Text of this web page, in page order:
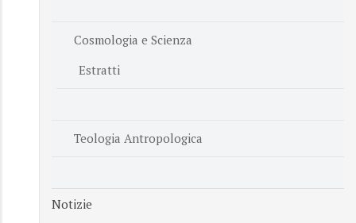
Cosmologia e Scienza
Estratti
Teologia Antropologica
Notizie